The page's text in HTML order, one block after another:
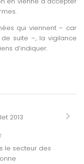
qui viennent – car
suite –, la vigilance
d’indiquer.
2013
le secteur des